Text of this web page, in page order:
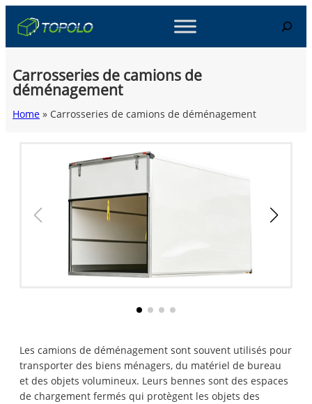
Search
Carrosseries de camions de
déménagement
Home » Carrosseries de camions de déménagement
Les camions de déménagement sont souvent utilisés pour
transporter des biens ménagers, du matériel de bureau
et des objets volumineux. Leurs bennes sont des espaces
de chargement fermés qui protègent les objets des